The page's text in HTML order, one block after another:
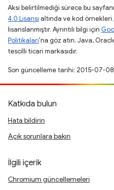
Aksi belirtilmediği sürece bu
4.0 Lisansı altında ve kod örnekleri
lisanslanmıştır. Ayrıntılı bilgi için
Politikaları'na göz atın. Java,
tescilli ticari markasıdır.
Son güncelleme tarihi: 2015-07-08
Katkıda bulun
Hata bildirin
Açık sorunlara bakın
İlgili içerik
Chromium güncellemeleri